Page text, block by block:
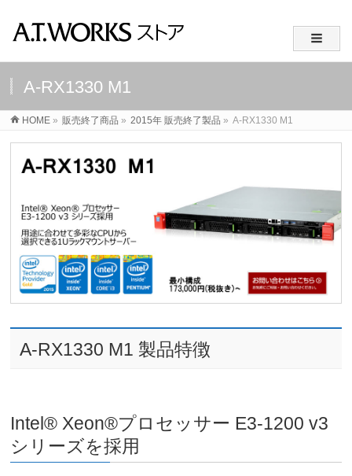
A-RX1330 M1
HOME » 販売終了商品 » 2015年 販売終了製品 » A-RX1330 M1
A-RX1330 M1 製品特徴
Intel® Xeon®プロセッサー E3-1200 v3
シリーズを採用